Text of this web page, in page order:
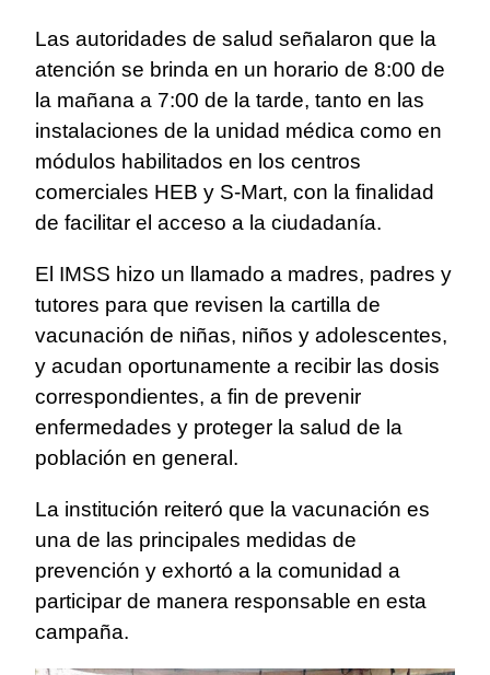
Las autoridades de salud señalaron que la
atención se brinda en un horario de 8:00 de
la mañana a 7:00 de la tarde, tanto en las
instalaciones de la unidad médica como en
módulos habilitados en los centros
comerciales HEB y S-Mart, con la finalidad
de facilitar el acceso a la ciudadanía.
El IMSS hizo un llamado a madres, padres y
tutores para que revisen la cartilla de
vacunación de niñas, niños y adolescentes,
y acudan oportunamente a recibir las dosis
correspondientes, a fin de prevenir
enfermedades y proteger la salud de la
población en general.
La institución reiteró que la vacunación es
una de las principales medidas de
prevención y exhortó a la comunidad a
participar de manera responsable en esta
campaña.